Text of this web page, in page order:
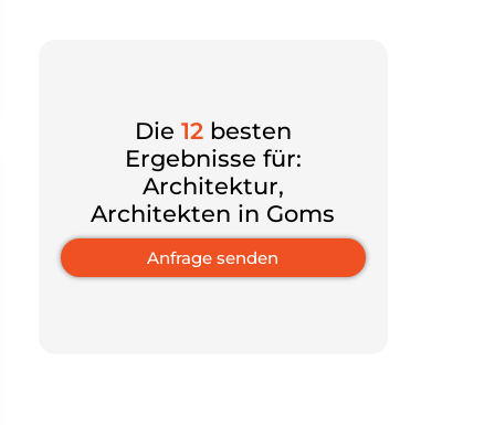
Die 12besten
Ergebnisse für:
Architektur,
Architekten in Goms